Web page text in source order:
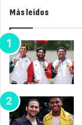
Más leídos